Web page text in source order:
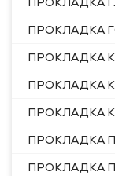
ПРОКЛАДКА
ПРОКЛАДКА
ПРОКЛАДКА
ПРОКЛАДКА
ПРОКЛАДКА
ПРОКЛАДКА